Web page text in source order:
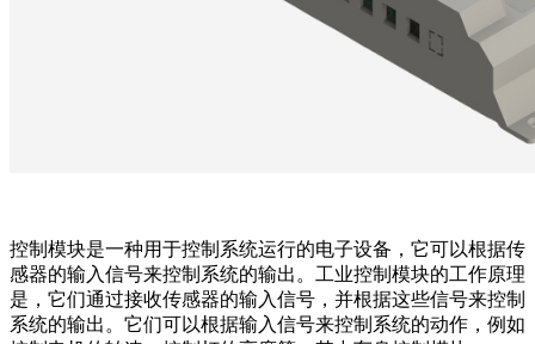
控制模块是一种用于控制系统运行的电子设备，它可以根据传
感器的输入信号来控制系统的输出。工业控制模块的工作原理
是，它们通过接收传感器的输入信号，并根据这些信号来控制
系统的输出。它们可以根据输入信号来控制系统的动作，例如